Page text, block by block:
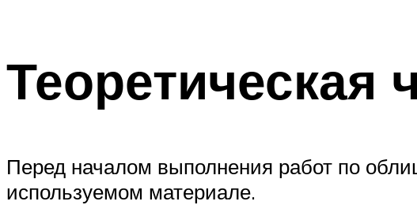
Теоретическая
Перед началом выполнения работ по
используемом материале.